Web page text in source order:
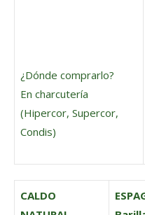
¿Dónde comprarlo?
En charcutería
(Hipercor, Supercor,
Condis)
CALDO